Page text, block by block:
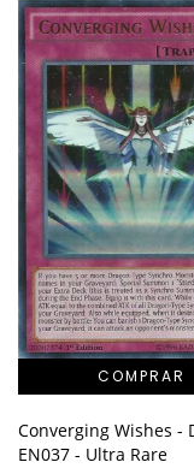
Converging Wishes -
EN037 - Ultra Rare